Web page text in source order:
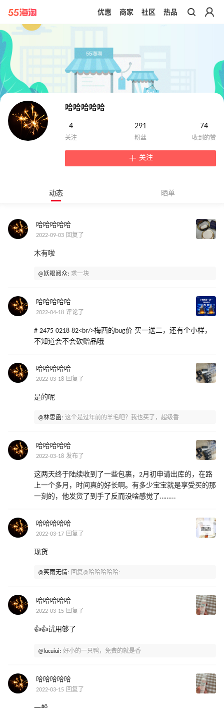
带你去官网买正品
优惠 商家 社区 热品
哈哈哈哈哈
4 291 74
关注
动态 晒单
哈哈哈哈哈
2022-09-03 回复了
木有啦
@妖眼阅众: 求一块
哈哈哈哈哈
2022-04-18 评论了
# 2475 0218 82<br/>梅西的bug价 买一送二，还有个小样，
不知道会不会砍赠品哦
哈哈哈哈哈
2022-03-18 回复了
是的呢
@林思函: 这个是过年前的羊毛吧？我也买了，超级香
哈哈哈哈哈
2022-03-18 发布了
这两天终于陆续收到了一些包裹，2月初申请出库的，在路
上一个多月，时间真的好长啊。有多少宝宝就是享受买的那
一刻的，他发货了到手了反而没啥感觉了……...
哈哈哈哈哈
2022-03-17 回复了
现货
@笑雨无情: 回复@哈哈哈哈哈:
哈哈哈哈哈
2022-03-15 回复了
👍👍试用够了
@lucuiui: 好小的一只鸭，免费的就是香
哈哈哈哈哈
2022-03-15 回复了